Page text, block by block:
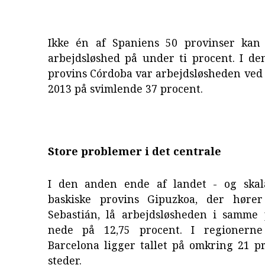
Ikke én af Spaniens 50 provinser
arbejdsløshed på under ti procent. I
provins Córdoba var arbejdsløsheden
2013 på svimlende 37 procent.
Store problemer i det centrale
I den anden ende af landet - og
baskiske provins Gipuzkoa, der
Sebastián, lå arbejdsløsheden i
nede på 12,75 procent. I
Barcelona ligger tallet på omkring 21
steder.